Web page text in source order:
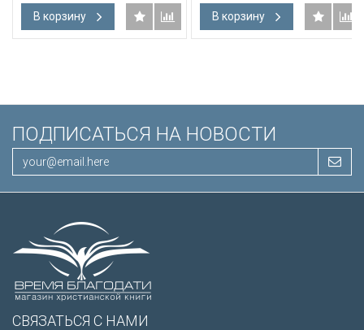
В корзину В корзину
ПОДПИСАТЬСЯ НА НОВОСТИ
СВЯЗАТЬСЯ С НАМИ